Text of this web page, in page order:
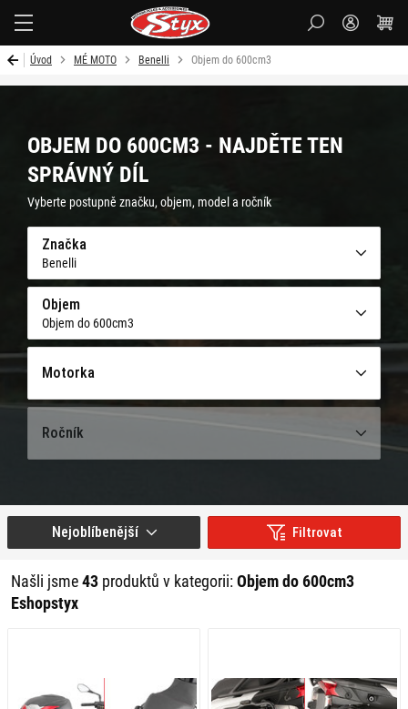
Úvod MÉ MOTO Benelli Objem do 600cm3
OBJEM DO 600CM3 - NAJDĚTE TEN
SPRÁVNÝ DÍL
Vyberte postupně značku, objem, model a ročník
Značka
Benelli
Objem
Objem do 600cm3
Motorka
Ročník
Filtrovat
Našli jsme43 produktů v kategorii:Objem do 600cm3
Eshopstyx
Nejoblíbenější